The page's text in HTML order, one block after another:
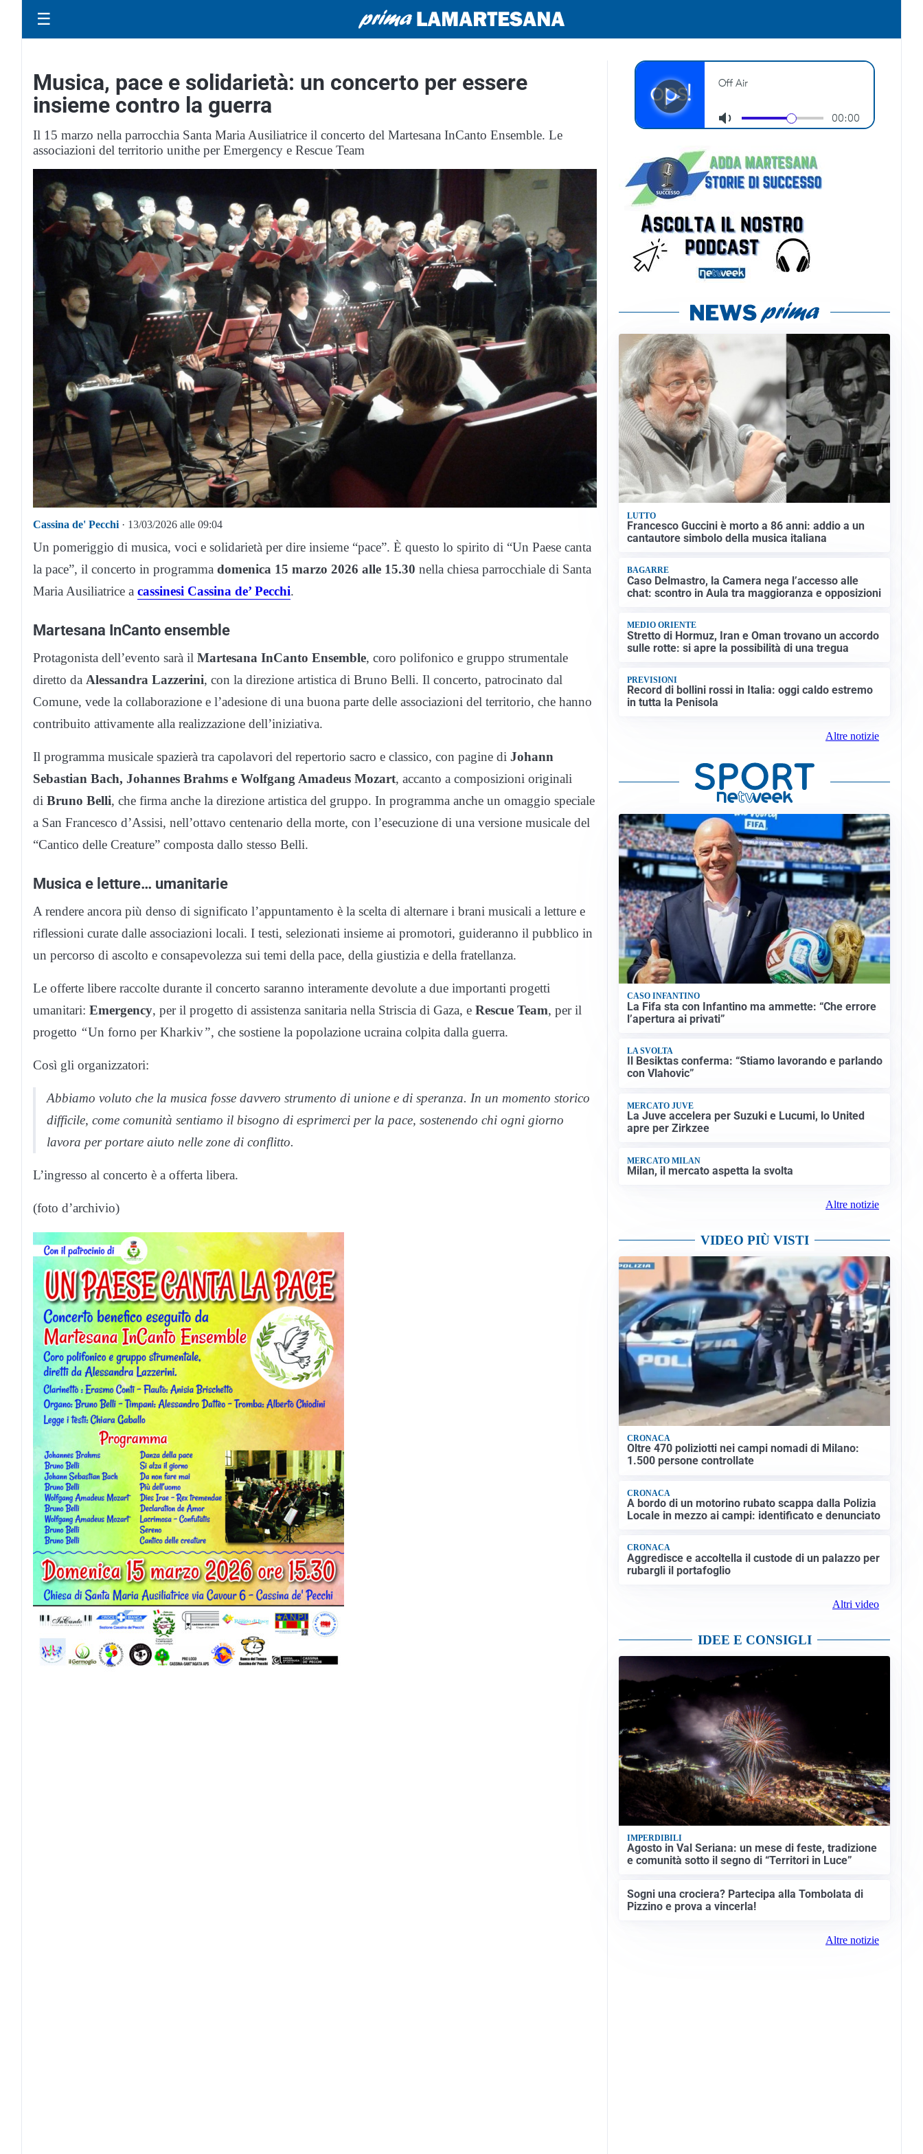
☰
Musica, pace e solidarietà: un concerto per essere
insieme contro la guerra
Il 15 marzo nella parrocchia Santa Maria Ausiliatrice il concerto del Martesana InCanto Ensemble. Le
associazioni del territorio unithe per Emergency e Rescue Team
Cassina de' Pecchi · 13/03/2026 alle 09:04
Un pomeriggio di musica, voci e solidarietà per dire insieme “pace”. È questo lo spirito di “Un Paese canta
la pace”, il concerto in programma domenica 15 marzo 2026 alle 15.30 nella chiesa parrocchiale di Santa
Maria Ausiliatrice a cassinesi Cassina de’ Pecchi.
Martesana InCanto ensemble
Protagonista dell’evento sarà il Martesana InCanto Ensemble, coro polifonico e gruppo strumentale
diretto da Alessandra Lazzerini, con la direzione artistica di Bruno Belli. Il concerto, patrocinato dal
Comune, vede la collaborazione e l’adesione di una buona parte delle associazioni del territorio, che hanno
contribuito attivamente alla realizzazione dell’iniziativa.
Il programma musicale spazierà tra capolavori del repertorio sacro e classico, con pagine di Johann
Sebastian Bach, Johannes Brahms e Wolfgang Amadeus Mozart, accanto a composizioni originali
di Bruno Belli, che firma anche la direzione artistica del gruppo. In programma anche un omaggio speciale
a San Francesco d’Assisi, nell’ottavo centenario della morte, con l’esecuzione di una versione musicale del
“Cantico delle Creature” composta dallo stesso Belli.
Musica e letture… umanitarie
A rendere ancora più denso di significato l’appuntamento è la scelta di alternare i brani musicali a letture e
riflessioni curate dalle associazioni locali. I testi, selezionati insieme ai promotori, guideranno il pubblico in
un percorso di ascolto e consapevolezza sui temi della pace, della giustizia e della fratellanza.
Le offerte libere raccolte durante il concerto saranno interamente devolute a due importanti progetti
umanitari: Emergency, per il progetto di assistenza sanitaria nella Striscia di Gaza, e Rescue Team, per il
progetto “Un forno per Kharkiv”, che sostiene la popolazione ucraina colpita dalla guerra.
Così gli organizzatori:
Abbiamo voluto che la musica fosse davvero strumento di unione e di speranza. In un momento storico
difficile, come comunità sentiamo il bisogno di esprimerci per la pace, sostenendo chi ogni giorno
lavora per portare aiuto nelle zone di conflitto.
L’ingresso al concerto è a offerta libera.
(foto d’archivio)
LUTTO
Francesco Guccini è morto a 86 anni: addio a un
cantautore simbolo della musica italiana
BAGARRE
Caso Delmastro, la Camera nega l’accesso alle
chat: scontro in Aula tra maggioranza e opposizioni
MEDIO ORIENTE
Stretto di Hormuz, Iran e Oman trovano un accordo
sulle rotte: si apre la possibilità di una tregua
PREVISIONI
Record di bollini rossi in Italia: oggi caldo estremo
in tutta la Penisola
Altre notizie
CASO INFANTINO
La Fifa sta con Infantino ma ammette: “Che errore
l’apertura ai privati”
LA SVOLTA
Il Besiktas conferma: “Stiamo lavorando e parlando
con Vlahovic”
MERCATO JUVE
La Juve accelera per Suzuki e Lucumi, lo United
apre per Zirkzee
MERCATO MILAN
Milan, il mercato aspetta la svolta
Altre notizie
VIDEO PIÙ VISTI
CRONACA
Oltre 470 poliziotti nei campi nomadi di Milano:
1.500 persone controllate
CRONACA
A bordo di un motorino rubato scappa dalla Polizia
Locale in mezzo ai campi: identificato e denunciato
CRONACA
Aggredisce e accoltella il custode di un palazzo per
rubargli il portafoglio
Altri video
IDEE E CONSIGLI
IMPERDIBILI
Agosto in Val Seriana: un mese di feste, tradizione
e comunità sotto il segno di “Territori in Luce”
Sogni una crociera? Partecipa alla Tombolata di
Pizzino e prova a vincerla!
Altre notizie